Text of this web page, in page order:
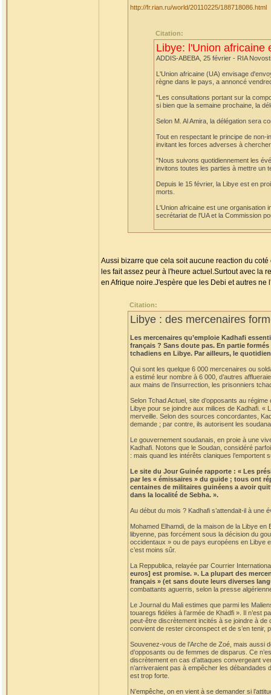
http://fr.rian.ru/world/20110225/188718086.html
Citation:
Libye: l'Union africaine
ADDIS-ABEBA, 25 février - RIA Novosti
L'Union africaine (UA) envisage
règne dans le pays, a annoncé
"Les consultations portant sur la
si bien que la semaine prochaine, la
Selon M. Al Amira, la délégation sera
Tout en respectant le principe de non-
invitant les forces adverses à
"Nous suivons quotidiennement les
invitons toutes les parties à mettre un
Depuis le 15 février, la Libye est en
morts.
L'Union africaine est une organisation
secrétariat de l'UA et la Commission
Aussi bizarre que cela soit aucune reaction du
les fait assez peur à l'heure actuel.Surtout avec la
en Afrique noire.J'espère que les Debi et autres ne
Citation:
Libye : des mercenaires
Les mercenaires qu’emploie Kadhafi
français ? Sans doute pas. En partie
tchadiens en Libye. Par ailleurs, le
Qui sont les quelque 6 000 mercenaires ou
a estimé leur nombre à 6 000, d’autres
aux mains de l’insurrection, les prisonniers
Selon Tchad Actuel, site d’opposants au
Libye pour se joindre aux milices de Kadhafi. «
merveille. Selon des sources concordantes,
demande ; par contre, ils autorisent les
Le gouvernement soudanais, en proie à une
Kadhafi. Notons que le Soudan, considéré
: mais quand les intérêts claniques
Le site du Jour Guinée rapporte : « Les
par les « émissaires » du guide ; tous ont
centaines de militaires guinéens a avoir
dans la localité de Sebha. ».
Au début du mois ? Kadhafi s’attendait-il à une
Mohamed Elhamdi, de la maison de la Libye
libyenne, pas forcément sous la décision du
occidentaux » ou de pays européens en Libye
c’est moins sûr.
La Reppublica, relayée par Courrier
euros] est promise. ». La plupart des
français » (et sans doute leurs diverses
combattants aguerris, selon la presse
Le Journal du Mali estimes que parmi les
touaregs fidèles à l’armée de Khadfi ». Il n’est
peut-être discrètement incités à se joindre à
convient de rester circonspect et de s’en tenir,
Souvenez-vous de l’Arche de Zoé, mais aussi
d’opposants ou de femmes de disparus. Ce
discrètement en cas d’attaques convergeant
n’arriveraient pas à empêcher les
est trop forte.
N’empêche, on en vient à se demander si